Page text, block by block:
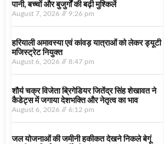
पानी, बच्चों और बुजुर्गों की बढ़ी मुश्किलें
August 7, 2026 9:26 pm
हरियाली अमावस्या एवं कांवड़ यात्राओं को लेकर ड्यूटी
मजिस्ट्रेट नियुक्त
August 6, 2026 8:47 pm
शौर्य चक्र विजेता ब्रिगेडियर जितेंद्र सिंह शेखावत ने
कैडेट्स में जगाया देशभक्ति और नेतृत्व का भाव
August 6, 2026 6:12 pm
जल योजनाओं की जमीनी हकीकत देखने निकले बेगूं